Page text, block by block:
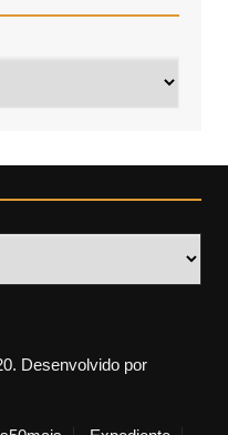
Desenvolvido por